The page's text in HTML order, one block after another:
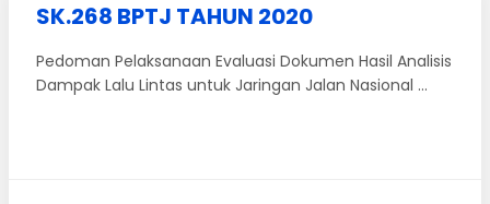
SK.268 BPTJ TAHUN 2020
Pedoman Pelaksanaan Evaluasi Dokumen Hasil Analisis
Dampak Lalu Lintas untuk Jaringan Jalan Nasional ...